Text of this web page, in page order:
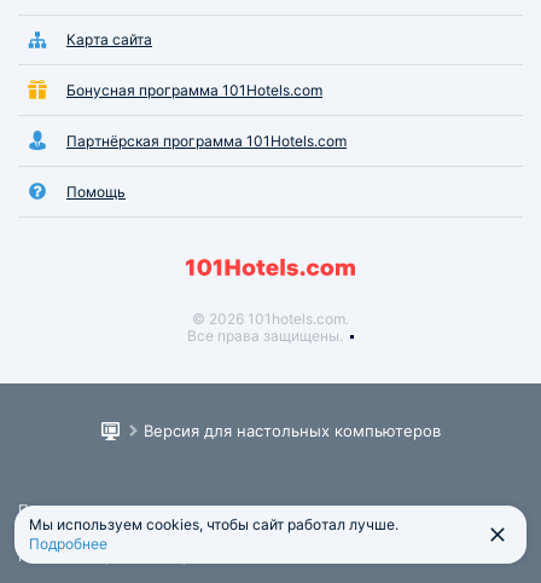
Карта сайта
Бонусная программа 101Hotels.com
Партнёрская программа 101Hotels.com
Помощь
© 2026 101hotels.com.
Все права защищены.
Версия для настольных компьютеров
Пользовательское соглашение
Юридическая информация
Политика обработки персональных данных
Мы используем cookies, чтобы сайт работал лучше.
Подробнее